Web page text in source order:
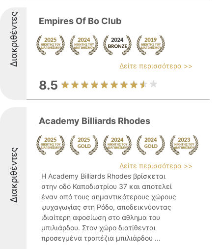
Διακριθέντες Empires Of Bo Club
Δείτε περισσότερα >>
8.5
Διακριθέντες
Academy Billiards Rhodes
Δείτε περισσότερα >>
Η Academy Billiards Rhodes βρίσκεται
στην οδό Καποδιστρίου 37 και αποτελεί
έναν από τους σημαντικότερους χώρους
ψυχαγωγίας στη Ρόδο, αποδεικνύοντας
ιδιαίτερη αφοσίωση στο άθλημα του
μπιλιάρδου. Στον χώρο διατίθενται
προσεγμένα τραπέζια μπιλιάρδου ...